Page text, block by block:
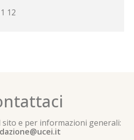
12
sito e per informazioni generali: